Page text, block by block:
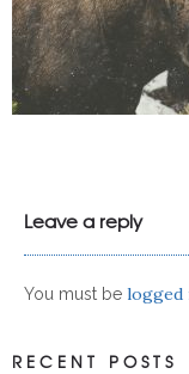
Leave a reply
You must be logged
RECENT POSTS